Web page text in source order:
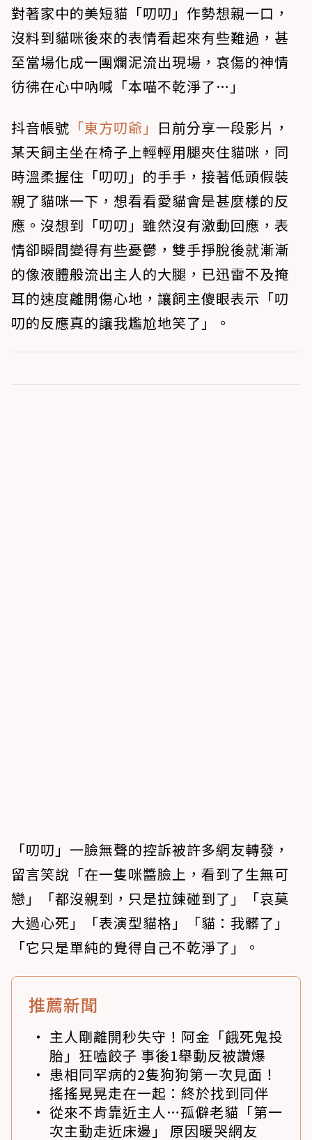
對著家中的美短貓「叨叨」作勢想親一口，
沒料到貓咪後來的表情看起來有些難過，甚
至當場化成一團爛泥流出現場，哀傷的神情
彷彿在心中吶喊「本喵不乾淨了…」
抖音帳號 「東方叨爺」 日前分享一段影片，
某天飼主坐在椅子上輕輕用腿夾住貓咪，同
時溫柔握住「叨叨」的手手，接著低頭假裝
親了貓咪一下，想看看愛貓會是甚麼樣的反
應。沒想到「叨叨」雖然沒有激動回應，表
情卻瞬間變得有些憂鬱，雙手掙脫後就漸漸
的像液體般流出主人的大腿，已迅雷不及掩
耳的速度離開傷心地，讓飼主傻眼表示「叨
叨的反應真的讓我尷尬地笑了」。
「叨叨」一臉無聲的控訴被許多網友轉發，
留言笑說「在一隻咪醬臉上，看到了生無可
戀」「都沒親到，只是拉鍊碰到了」「哀莫
大過心死」「表演型貓格」「貓：我髒了」
「它只是單純的覺得自己不乾淨了」。
推薦新聞
主人剛離開秒失守！阿金「餓死鬼投
胎」狂嗑餃子 事後1舉動反被讚爆
患相同罕病的2隻狗狗第一次見面！
搖搖晃晃走在一起：終於找到同伴
從來不肯靠近主人…孤僻老貓「第一
次主動走近床邊」 原因暖哭網友